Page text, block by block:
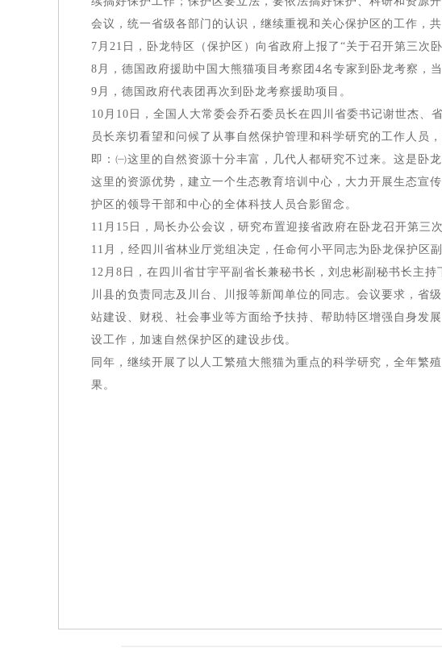
会议，统一省级各部门的认识，继续重视和关心保护区的工作，共
7月21日，卧龙特区（保护区）向省政府上报了“关于召开第三次
8月，德国政府援助中国大熊猫项目考察团4名专家到卧龙考察，
9月，德国政府代表团再次到卧龙考察援助项目。
10月10日，全国人大常委会乔石委员长在四川省委书记谢世杰
员长亲切看望和问候了从事自然保护管理和科学研究的工作人员
即：㈠这里的自然资源十分丰富，几代人都研究不过来。这是卧
这里的资源优势，建立一个生态教育培训中心，大力开展生态宣
护区的领导干部和中心的全体科技人员合影留念。
11月15日，局长办公会议，研究布置迎接省政府在卧龙召开第三
11月，经四川省林业厅党组决定，任命何小平同志为卧龙保护区
12月8日，在四川省甘宇平副省长兼秘书长，刘忠彬副秘书长主
川县的负责同志及川台、川报等新闻单位的同志。会议要求，省
站建设、财税、社会事业等方面给予扶持、帮助特区增强自身发
设工作，加速自然保护区的建设步伐。
同年，继续开展了以人工繁殖大熊猫为重点的科学研究，全年繁
果。